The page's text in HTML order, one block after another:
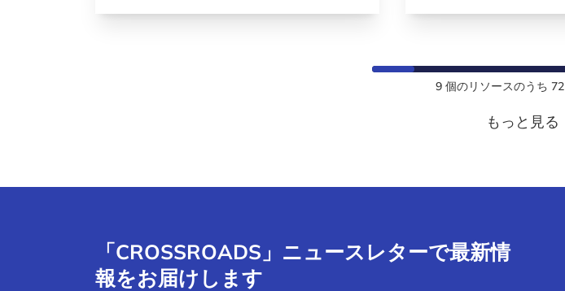
9 個のリソースのうち 72
もっと見る
「CROSSROADS」ニュースレターで最新情
報をお届けします